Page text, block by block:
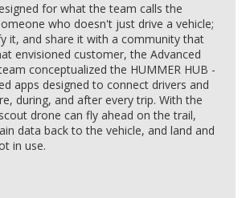
for what the team calls the
who doesn't just drive a vehicle;
it, and share it with a community that
envisioned customer, the Advanced
conceptualized the HUMMER HUB -
apps designed to connect drivers and
during, and after every trip. With the
drone can fly ahead on the trail,
data back to the vehicle, and land and
in use.